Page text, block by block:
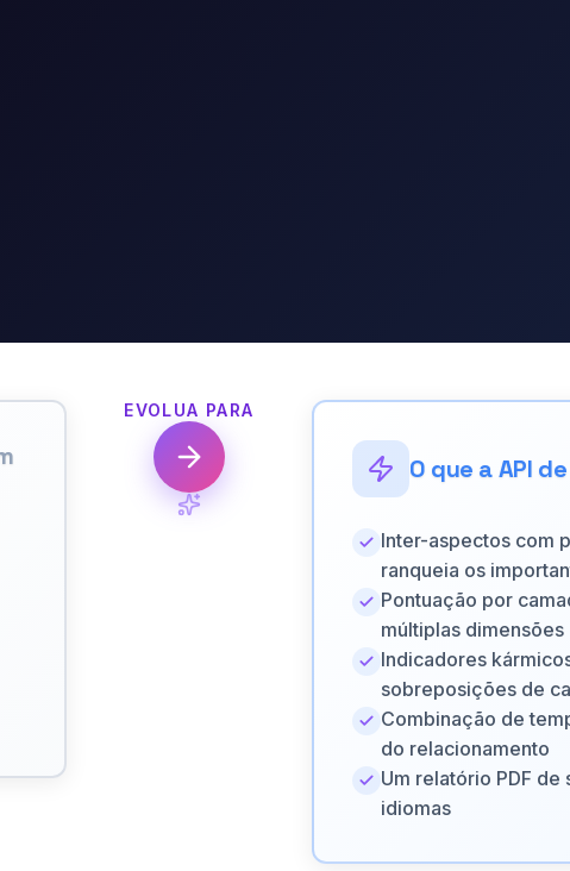
EVOLUA PARA
O que a API
Inter-aspectos com
ranqueia os
Pontuação por
múltiplas dimensões
Indicadores
sobreposições de
Combinação de
do relacionamento
Um relatório PDF
idiomas